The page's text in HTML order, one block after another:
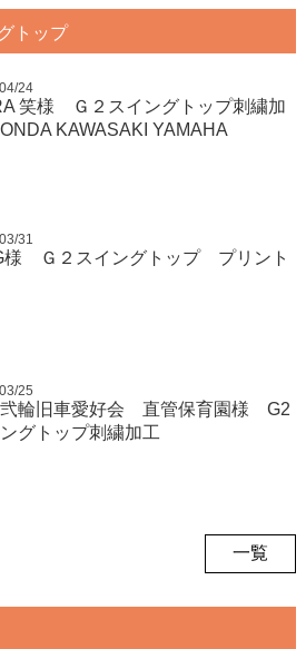
トップ
24
笑様 Ｇ２スイングトップ刺繍加
KAWASAKI YAMAHA
31
様 Ｇ２スイングトップ プリント
25
弐輪旧車愛好会 直管保育園様 G2
グトップ刺繍加工
一覧